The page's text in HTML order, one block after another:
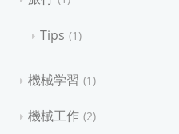
Tips 1
機械学習 1
機械工作 2